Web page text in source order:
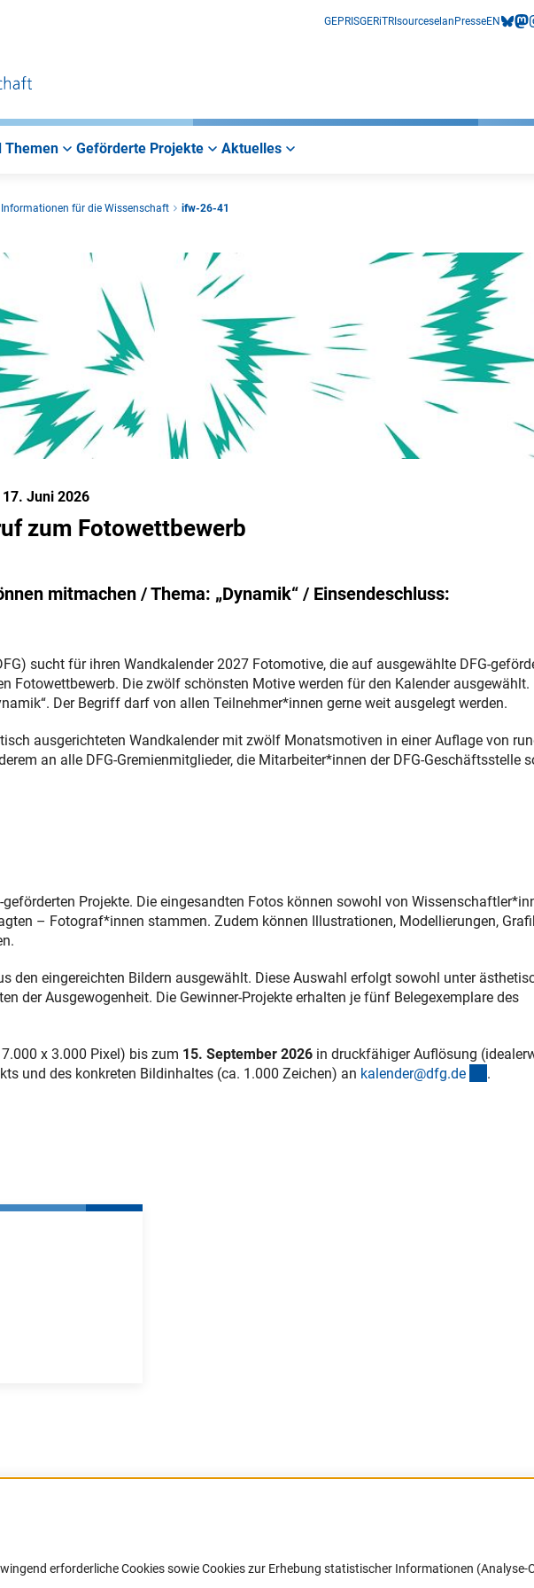
GEPRISGERiTRIsourceselan PresseEN
Themen Geförderte Projekte Aktuelles
Informationen für die Wissenschaft ifw-26-41
17. Juni 2026
zum Fotowettbewerb
mitmachen / Thema: „Dynamik“ / Einsendeschluss:
sucht für ihren Wandkalender 2027 Fotomotive, die auf ausgewählte DFG-
Fotowettbewerb. Die zwölf schönsten Motive werden für den Kalender ausgewählt.
Der Begriff darf von allen Teilnehmer*innen gerne weit ausgelegt werden.
ausgerichteten Wandkalender mit zwölf Monatsmotiven in einer Auflage von
an alle DFG-Gremienmitglieder, die Mitarbeiter*innen der DFG-Geschäftsstelle
Projekte. Die eingesandten Fotos können sowohl von
– Fotograf*innen stammen. Zudem können Illustrationen, Modellierungen,
den eingereichten Bildern ausgewählt. Diese Auswahl erfolgt sowohl unter
der Ausgewogenheit. Die Gewinner-Projekte erhalten je fünf Belegexemplare des
x 3.000 Pixel) bis zum 15. September 2026 in druckfähiger Auflösung
und des konkreten Bildinhaltes (ca. 1.000 Zeichen) an kalender@dfg.de .
erforderliche Cookies sowie Cookies zur Erhebung statistischer Informationen (Analyse-